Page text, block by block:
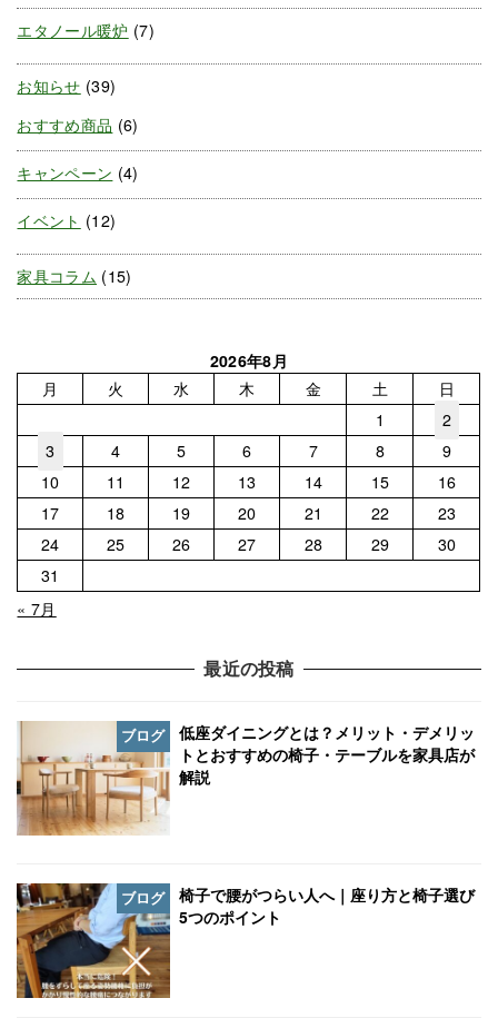
エタノール暖炉 (7)
お知らせ (39)
おすすめ商品 (6)
キャンペーン (4)
イベント (12)
家具コラム (15)
2026年8月
月
火 水 木 金 土
日
1
2
3
4 5 6 7 8
9
10
11 12 13 14 15
16
17
18 19 20 21 22
23
24
25 26 27 28 29
30
31
« 7月
最近の投稿
ブログ
低座ダイニングとは？メリット・デメリッ
トとおすすめの椅子・テーブルを家具店が
解説
ブログ
椅子で腰がつらい人へ｜座り方と椅子選び
5つのポイント